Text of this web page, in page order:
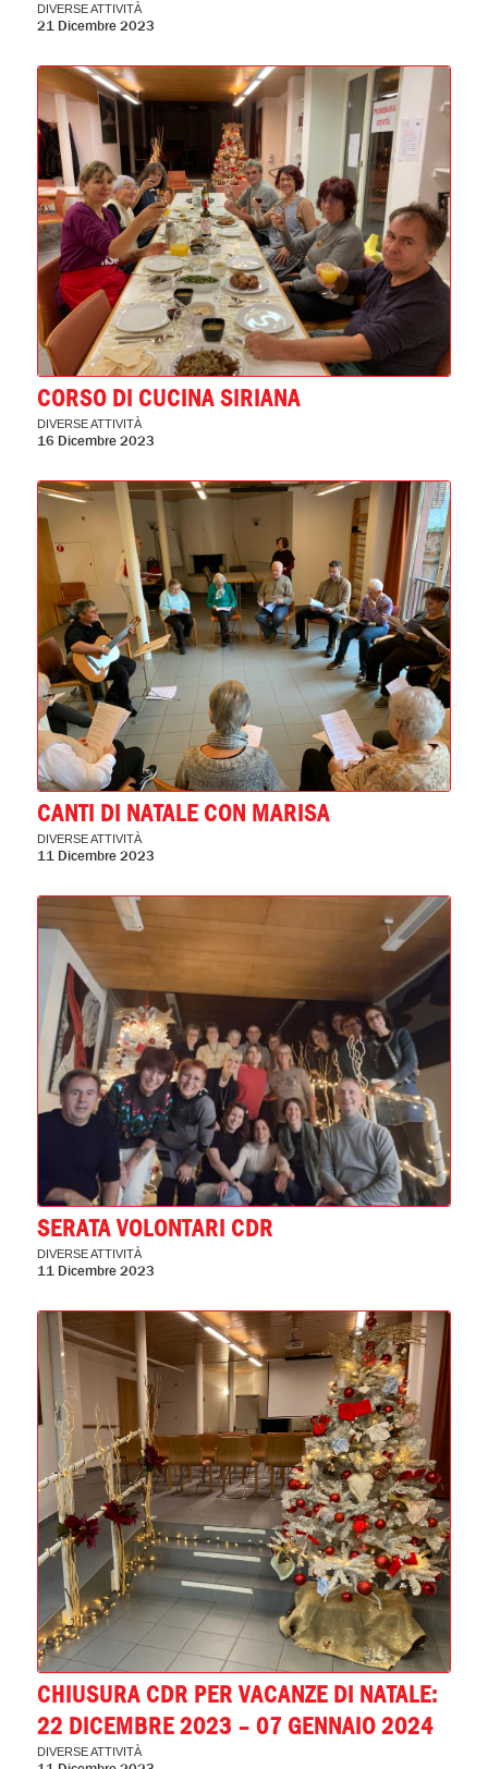
DIVERSE ATTIVITÀ
21 Dicembre 2023
CORSO DI CUCINA SIRIANA
DIVERSE ATTIVITÀ
16 Dicembre 2023
CANTI DI NATALE CON MARISA
DIVERSE ATTIVITÀ
11 Dicembre 2023
SERATA VOLONTARI CDR
DIVERSE ATTIVITÀ
11 Dicembre 2023
CHIUSURA CDR PER VACANZE DI NATALE:
22 DICEMBRE 2023 – 07 GENNAIO 2024
DIVERSE ATTIVITÀ